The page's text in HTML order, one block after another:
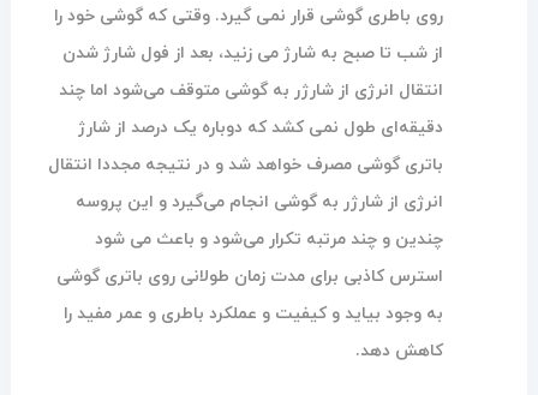
روی باطری گوشی قرار نمی گیرد. وقتی که گوشی خود را
از شب تا صبح به شارژ می زنید، بعد از فول شارژ شدن
انتقال انرژی از شارژر به گوشی متوقف می‌شود اما چند
دقیقه‌ای طول نمی‌ کشد که دوباره یک درصد از شارژ
باتری گوشی مصرف خواهد شد و در نتیجه مجددا انتقال
انرژی از شارژر به گوشی انجام می‌گیرد و این پروسه
چندین و چند مرتبه تکرار می‌شود و باعث می شود
استرس کاذبی برای مدت زمان طولانی روی باتری گوشی
به وجود بیاید و کیفیت و عملکرد باطری و عمر مفید را
کاهش دهد.